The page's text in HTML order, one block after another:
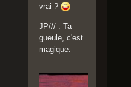
vrai ?
JP/// : Ta
gueule, c'est
magique.